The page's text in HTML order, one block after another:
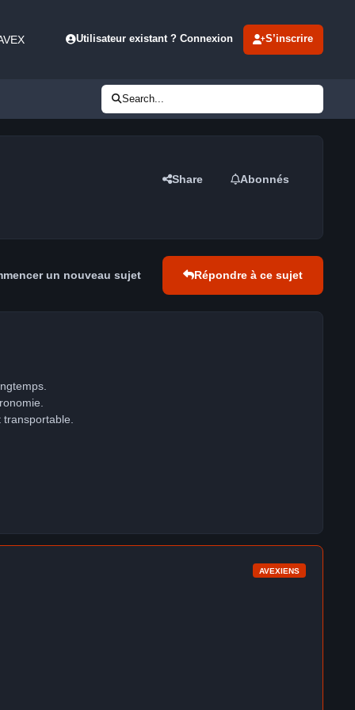
Utilisateur existant ? Connexion S’inscrire
Search...
Share Abonnés
un nouveau sujet Répondre à ce sujet
AVEXIENS